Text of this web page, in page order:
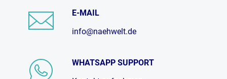
E-MAIL
info@naehwelt.de
WHATSAPP SUPPORT